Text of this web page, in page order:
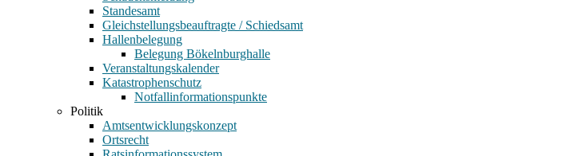
Standesamt
Gleichstellungsbeauftragte / Schiedsamt
Hallenbelegung
Belegung Bökelnburghalle
Veranstaltungskalender
Katastrophenschutz
Notfallinformationspunkte
Politik
Amtsentwicklungskonzept
Ortsrecht